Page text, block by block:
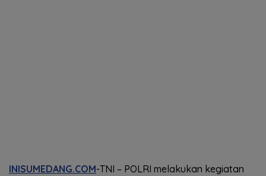
INISUMEDANG.COM-TNI – POLRI melakukan kegiatan